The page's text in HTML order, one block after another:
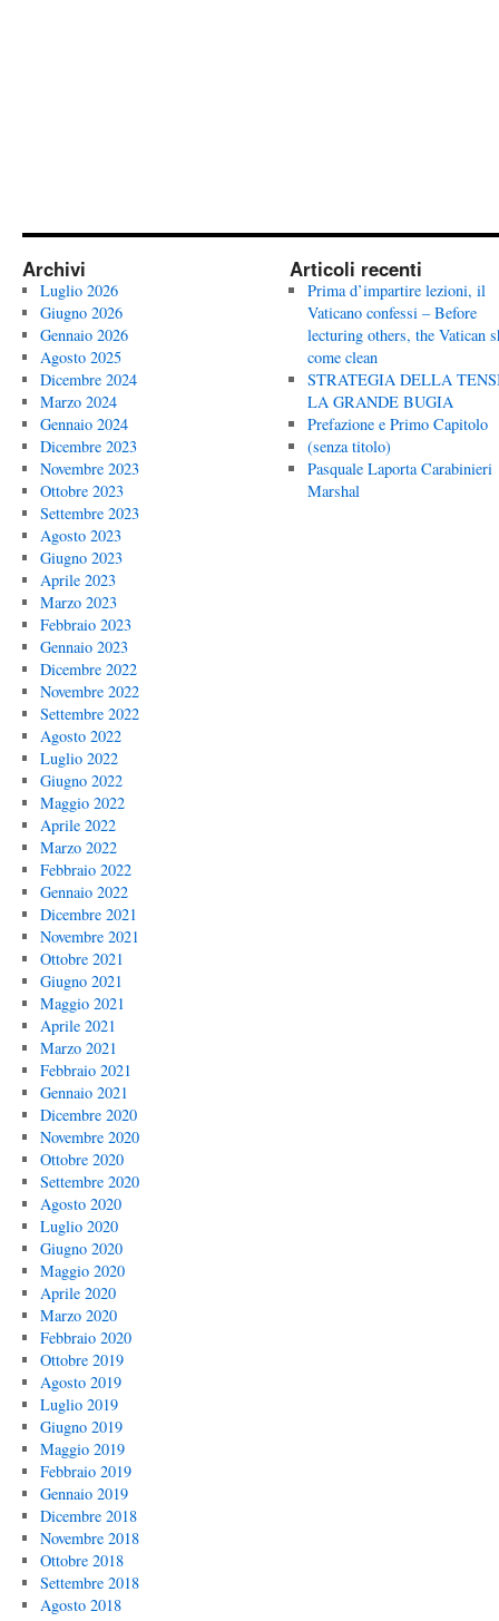
Archivi
Luglio 2026
Giugno 2026
Gennaio 2026
Agosto 2025
Dicembre 2024
Marzo 2024
Gennaio 2024
Dicembre 2023
Novembre 2023
Ottobre 2023
Settembre 2023
Agosto 2023
Giugno 2023
Aprile 2023
Marzo 2023
Febbraio 2023
Gennaio 2023
Dicembre 2022
Novembre 2022
Settembre 2022
Agosto 2022
Luglio 2022
Giugno 2022
Maggio 2022
Aprile 2022
Marzo 2022
Febbraio 2022
Gennaio 2022
Dicembre 2021
Novembre 2021
Ottobre 2021
Giugno 2021
Maggio 2021
Aprile 2021
Marzo 2021
Febbraio 2021
Gennaio 2021
Dicembre 2020
Novembre 2020
Ottobre 2020
Settembre 2020
Agosto 2020
Luglio 2020
Giugno 2020
Maggio 2020
Aprile 2020
Marzo 2020
Febbraio 2020
Ottobre 2019
Agosto 2019
Luglio 2019
Giugno 2019
Maggio 2019
Febbraio 2019
Gennaio 2019
Dicembre 2018
Novembre 2018
Ottobre 2018
Settembre 2018
Agosto 2018
Articoli recenti
Prima d’impartire lezioni, il
Vaticano confessi – Before
lecturing others, the Vatican
come clean
STRATEGIA DELLA
LA GRANDE BUGIA
Prefazione e Primo Capitolo
(senza titolo)
Pasquale Laporta Carabinieri
Marshal